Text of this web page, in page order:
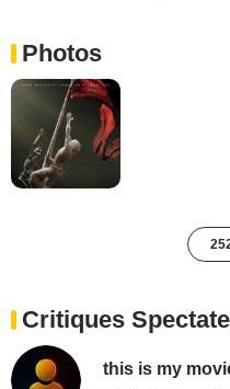
Photos
Critiques
this is my